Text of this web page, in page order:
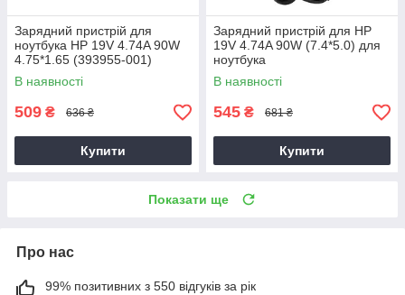
Зарядний пристрій для
ноутбука HP 19V 4.74A 90W
4.75*1.65 (393955-001)
В наявності
509 ₴ 636 ₴
Купити
Зарядний пристрій для HP
19V 4.74A 90W (7.4*5.0) для
ноутбука
В наявності
545 ₴ 681 ₴
Купити
Показати ще
Про нас
99% позитивних з 550 відгуків за рік